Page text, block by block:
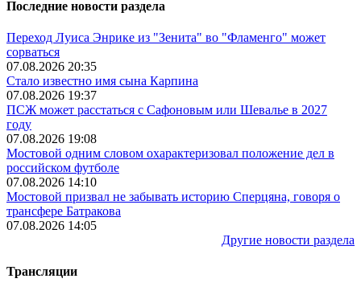
Последние новости раздела
Переход Луиса Энрике из "Зенита" во "Фламенго" может
сорваться
07.08.2026 20:35
Стало известно имя сына Карпина
07.08.2026 19:37
ПСЖ может расстаться с Сафоновым или Шевалье в 2027
году
07.08.2026 19:08
Мостовой одним словом охарактеризовал положение дел в
российском футболе
07.08.2026 14:10
Мостовой призвал не забывать историю Сперцяна, говоря о
трансфере Батракова
07.08.2026 14:05
Другие новости раздела
Трансляции